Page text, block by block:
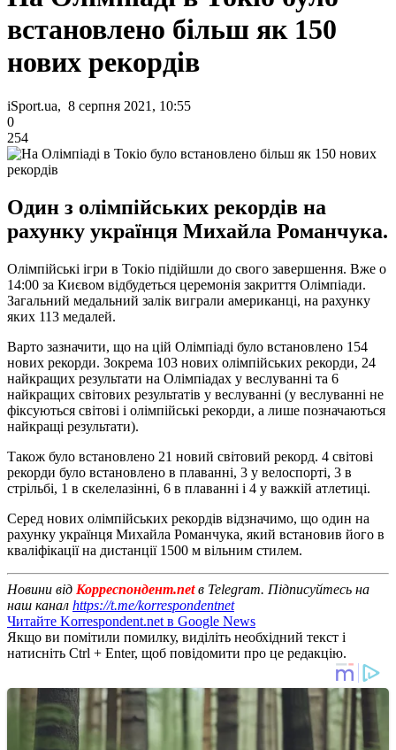
встановлено більш як 150
нових рекордів
iSport.ua, 8 серпня 2021, 10:55
0
254
Один з олімпійських рекордів на
рахунку українця Михайла Романчука.
Олімпійські ігри в Токіо підійшли до свого завершення. Вже о
14:00 за Києвом відбудеться церемонія закриття Олімпіади.
Загальний медальний залік виграли американці, на рахунку
яких 113 медалей.
Варто зазначити, що на цій Олімпіаді було встановлено 154
нових рекорди. Зокрема 103 нових олімпійських рекорди, 24
найкращих результати на Олімпіадах у веслуванні та 6
найкращих світових результатів у веслуванні (у веслуванні не
фіксуються світові і олімпійські рекорди, а лише позначаються
найкращі результати).
Також було встановлено 21 новий світовий рекорд. 4 світові
рекорди було встановлено в плаванні, 3 у велоспорті, 3 в
стрільбі, 1 в скелелазінні, 6 в плаванні і 4 у важкій атлетиці.
Серед нових олімпійських рекордів відзначимо, що один на
рахунку українця Михайла Романчука, який встановив його в
кваліфікації на дистанції 1500 м вільним стилем.
Новини від Корреспондент.netв Telegram. Підписуйтесь на
наш канал https://t.me/korrespondentnet
Читайте Korrespondent.net в Google News
Якщо ви помітили помилку, виділіть необхідний текст і
натисніть Ctrl + Enter, щоб повідомити про це редакцію.